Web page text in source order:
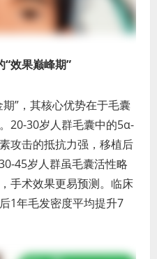
效果巅峰期”
”，其核心优势在于毛囊
20-30岁人群毛囊中的5α-
攻击的抵抗力强，移植后
45岁人群虽毛囊活性略
手术效果更易预测。临床
1年毛发密度平均提升7